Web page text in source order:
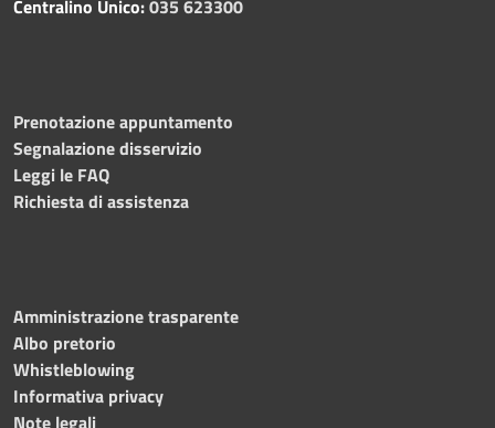
Centralino Unico:035 623300
Prenotazione appuntamento
Segnalazione disservizio
Leggi le FAQ
Richiesta di assistenza
Amministrazione trasparente
Albo pretorio
Whistleblowing
Informativa privacy
Note legali